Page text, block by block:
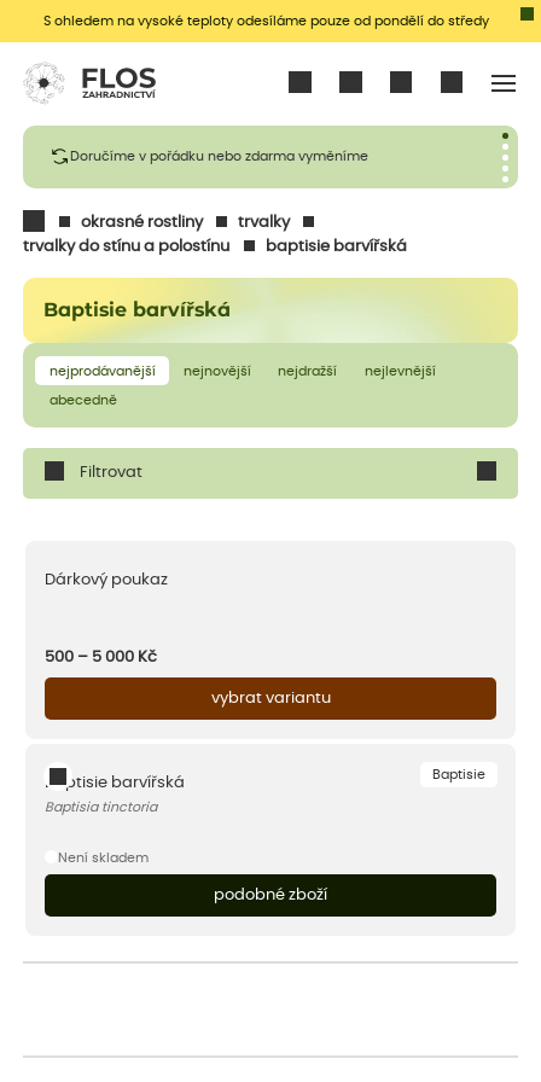
S ohledem na vysoké teploty odesíláme pouze od pondělí do středy
Doručíme v pořádku nebo zdarma vyměníme
okrasné rostliny
trvalky
trvalky do stínu a polostínu
baptisie barvířská
Baptisie barvířská
nejprodávanější nejnovější nejdražší nejlevnější
abecedně
Filtrovat
Dárkový poukaz
500 – 5 000 Kč
vybrat variantu
Baptisie
Baptisie barvířská
Baptisia tinctoria
Není skladem
podobné zboží